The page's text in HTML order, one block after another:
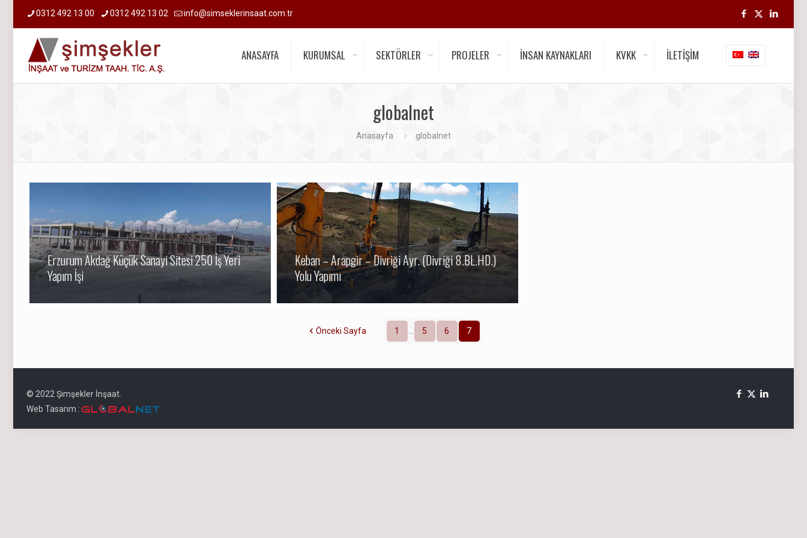
0312 492 13 00 0312 492 13 02 info@simseklerinsaat.com.tr
ANASAYFA KURUMSAL SEKTÖRLER PROJELER İNSAN KAYNAKLARI KVKK İLETİŞİM
globalnet
Anasayfa globalnet
Erzurum Akdağ Küçük Sanayi Sitesi 250 İş Yeri
Yapım İşi
Keban – Arapgir – Divriği Ayr. (Divriği 8.BL.HD.)
Yolu Yapımı
Önceki Sayfa 1 5 6 7
© 2022 Şimşekler İnşaat.
Web Tasarım :